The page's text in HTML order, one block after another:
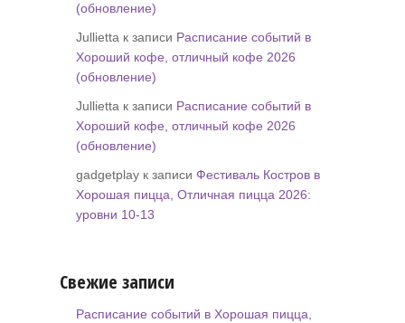
(обновление)
Jullietta к записи Расписание событий в
Хороший кофе, отличный кофе 2026
(обновление)
Jullietta к записи Расписание событий в
Хороший кофе, отличный кофе 2026
(обновление)
gadgetplay к записи Фестиваль Костров в
Хорошая пицца, Отличная пицца 2026:
уровни 10-13
Свежие записи
Расписание событий в Хорошая пицца,